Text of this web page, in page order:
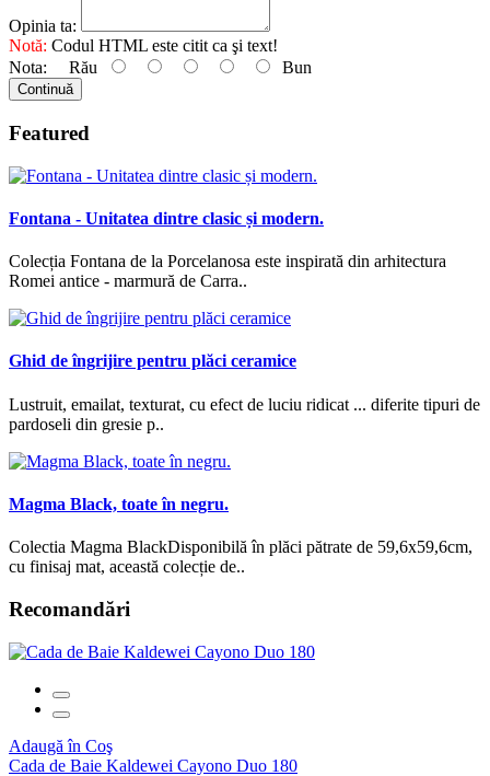
Opinia ta:
Notă: Codul HTML este citit ca şi text!
Nota: Rău Bun
Continuă
Featured
Fontana - Unitatea dintre clasic și modern.
Colecția Fontana de la Porcelanosa este inspirată din arhitectura
Romei antice - marmură de Carra..
Ghid de îngrijire pentru plăci ceramice
Lustruit, emailat, texturat, cu efect de luciu ridicat ... diferite tipuri de
pardoseli din gresie p..
Magma Black, toate în negru.
Colectia Magma BlackDisponibilă în plăci pătrate de 59,6x59,6cm,
cu finisaj mat, această colecție de..
Recomandări
Adaugă în Coş
Cada de Baie Kaldewei Cayono Duo 180